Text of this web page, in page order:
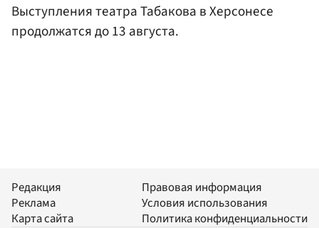
Выступления театра Табакова в Херсонесе
продолжатся до 13 августа.
Редакция
Реклама
Карта сайта
Правовая информация
Условия использования
Политика конфиденциальности